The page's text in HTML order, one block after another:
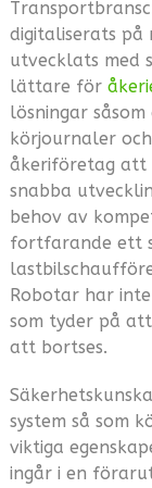
digitaliserats på
utvecklats med
lättare för
lösningar
körjournaler
åkeriföretag att
snabba
behov av
fortfarande ett
Robotar har
som tyder på
att bortses.
system så som
viktiga
ingår i en